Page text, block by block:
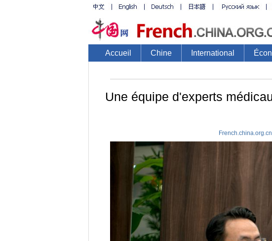
Accueil Chine International
Une équipe d'experts